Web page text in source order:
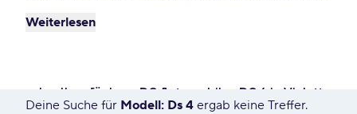
Finanzierungsoptionen und fahre Dein DS
Weiterlesen
schnell verfügbare DS Automobiles DS 4 in Violett
Deine Suche für Modell: Ds 4 ergab keine Treffer.